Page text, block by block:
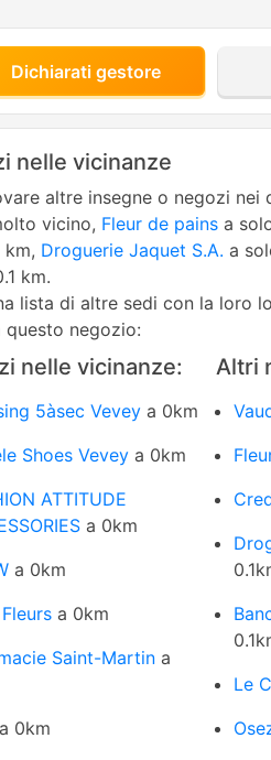
Dichiarati gestore
nelle vicinanze
altre insegne o negozi nei
vicino, Fleur de pains a
km, Droguerie Jaquet S.A. a
km.
lista di altre sedi con la loro
questo negozio:
nelle vicinanze:
5àsec Vevey a 0km
Shoes Vevey a 0km
ATTITUDE
a 0km
a 0km
a 0km
Saint-Martin a
a 0km
Altri
Le